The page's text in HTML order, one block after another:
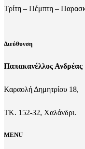
Τρίτη – Πέμπτη –
Διεύθυνση
Παπακανέλλος Ανδρέας
Καραολή Δημητρίου 18,
ΤΚ. 152-32, Χαλάνδρι.
MENU